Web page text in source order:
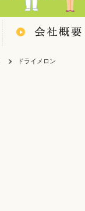
ドライメロン